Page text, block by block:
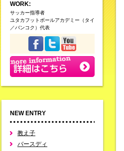
WORK:
サッカー指導者
ユタカフットボールアカデミー（タイ
／バンコク）代表
NEW ENTRY
教え子
バースディ